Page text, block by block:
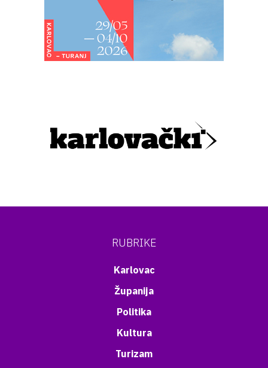
RUBRIKE
Karlovac
Županija
Politika
Kultura
Turizam